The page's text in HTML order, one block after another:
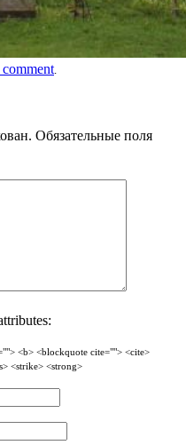
comment.
Обязательные поля
<b> <blockquote cite=""> <cite>
<strike> <strong>